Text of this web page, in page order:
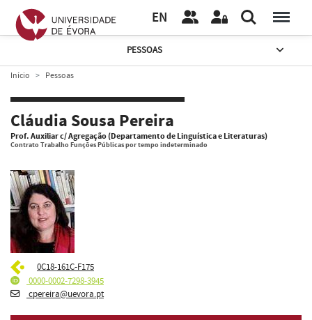
EN
PESSOAS
Início Pessoas
Cláudia Sousa Pereira
Prof. Auxiliar c/ Agregação (Departamento de Linguística e Literaturas)
Contrato Trabalho Funções Públicas por tempo indeterminado
0C18-161C-F175
0000-0002-7298-3945
cpereira@uevora.pt